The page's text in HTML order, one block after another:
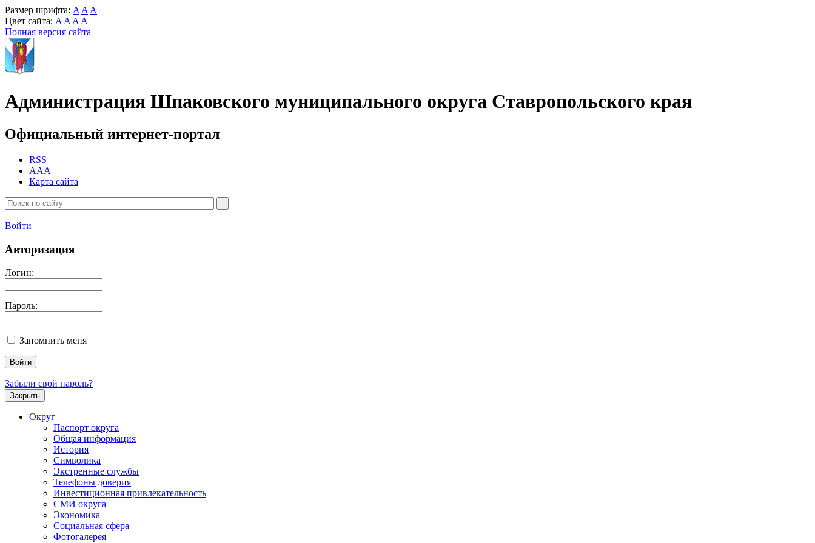
Размер шрифта: A A A
Цвет сайта: A A A A
Полная версия сайта
Администрация Шпаковского муниципального округа Ставропольского края
Официальный интернет-портал
RSS
AAA
Карта сайта
Войти
Авторизация
Логин:
Пароль:
Запомнить меня
Забыли свой пароль?
Закрыть
Округ
Паспорт округа
Общая информация
История
Символика
Экстренные службы
Телефоны доверия
Инвестиционная привлекательность
СМИ округа
Экономика
Социальная сфера
Фотогалерея